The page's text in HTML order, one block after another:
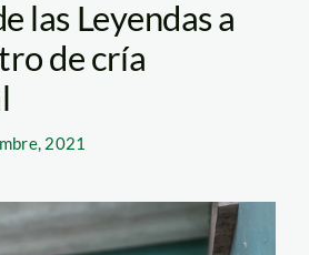
las Leyendas a
de cría
2021